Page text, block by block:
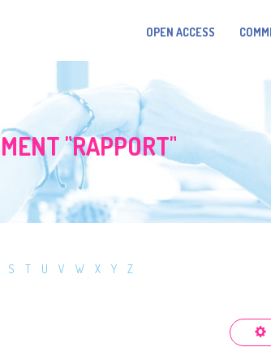
OPEN ACCESS
"RAPPORT"
S T U V W X Y
Z